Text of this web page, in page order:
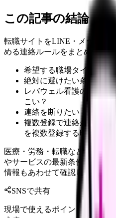
この記事の結論
転職サイトをLINE・メール中
める連絡ルールをまとめます。
希望する職場タイプ
絶対に避けたい条件
レバウェル看護の電話が
こい？
連絡を断りたい： 看護
複数登録で連絡が増える
を複数登録する時の管理
医療・労務・転職など判断に
やサービスの最新条件は公的
情報もあわせて確認してくださ
SNSで共有
現場で使えるポイントを、同